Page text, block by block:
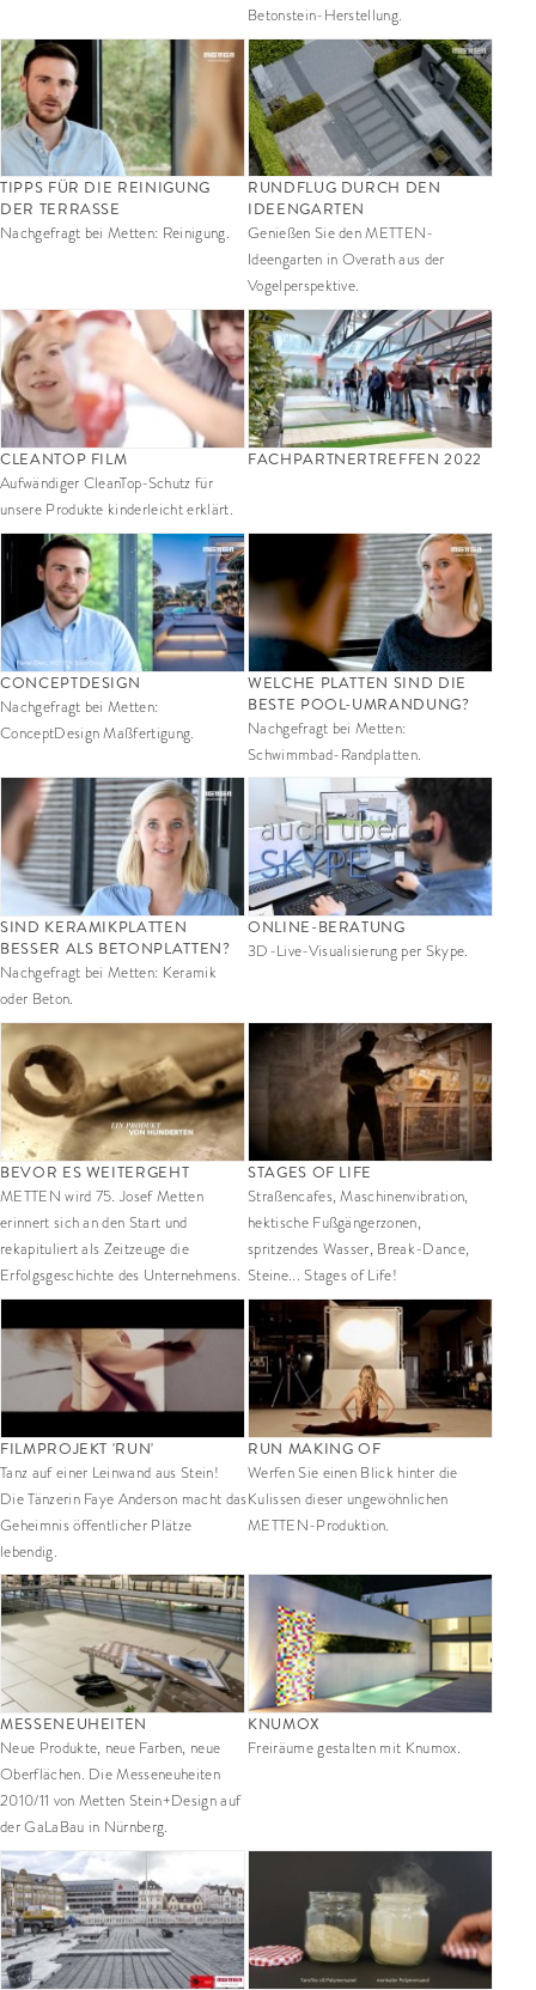
Betonstein-Herstellung.
TIPPS FÜR DIE REINIGUNG
DER TERRASSE
Nachgefragt bei Metten: Reinigung.
RUNDFLUG DURCH DEN
IDEENGARTEN
Genießen Sie den METTEN-
Ideengarten in Overath aus der
Vogelperspektive.
CLEANTOP FILM
Aufwändiger CleanTop-Schutz für
unsere Produkte kinderleicht erklärt.
FACHPARTNERTREFFEN 2022
CONCEPTDESIGN
Nachgefragt bei Metten:
ConceptDesign Maßfertigung.
WELCHE PLATTEN SIND DIE
BESTE POOL-UMRANDUNG?
Nachgefragt bei Metten:
Schwimmbad-Randplatten.
SIND KERAMIKPLATTEN
BESSER ALS BETONPLATTEN?
Nachgefragt bei Metten: Keramik
oder Beton.
ONLINE-BERATUNG
3D-Live-Visualisierung per Skype.
BEVOR ES WEITERGEHT
METTEN wird 75. Josef Metten
erinnert sich an den Start und
rekapituliert als Zeitzeuge die
Erfolgsgeschichte des Unternehmens.
STAGES OF LIFE
Straßencafes, Maschinenvibration,
hektische Fußgängerzonen,
spritzendes Wasser, Break-Dance,
Steine... Stages of Life!
FILMPROJEKT 'RUN'
Tanz auf einer Leinwand aus Stein!
Die Tänzerin Faye Anderson macht das
Geheimnis öffentlicher Plätze
lebendig.
RUN MAKING OF
Werfen Sie einen Blick hinter die
Kulissen dieser ungewöhnlichen
METTEN-Produktion.
MESSENEUHEITEN
Neue Produkte, neue Farben, neue
Oberflächen. Die Messeneuheiten
2010/11 von Metten Stein+Design auf
der GaLaBau in Nürnberg.
KNUMOX
Freiräume gestalten mit Knumox.